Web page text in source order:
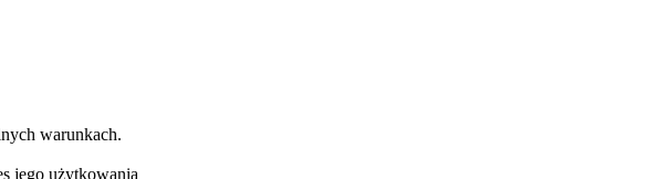
warunkach.
jego użytkowania